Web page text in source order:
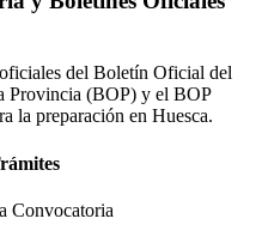
y Boletines Oficiales
del Boletín Oficial del
Provincia (BOP) y elBOP
la preparación en